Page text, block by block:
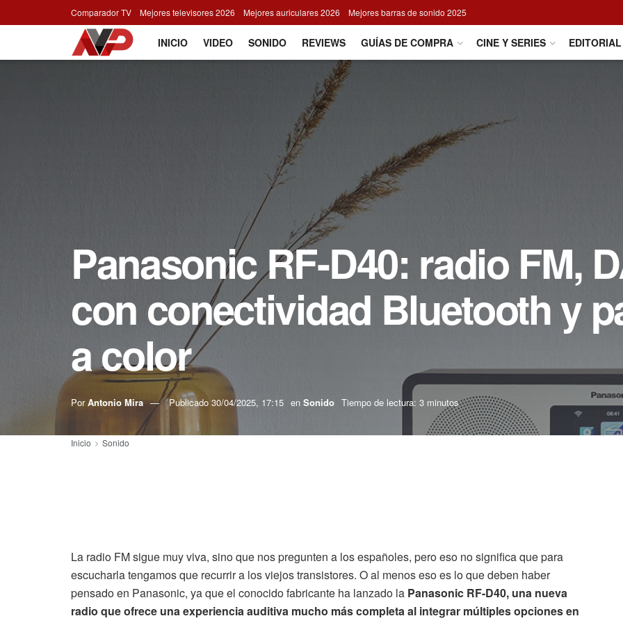
Comparador TV Mejores televisores 2026 Mejores auriculares 2026 Mejores barras de sonido 2025
INICIO VIDEO SONIDO REVIEWS GUÍAS DE COMPRA CINE Y SERIES EDITORIAL
Panasonic RF-D40: radio FM,
con conectividad Bluetooth y
a color
Por Antonio Mira Publicado 30/04/2025, 17:15 en Sonido Tiempo de lectura: 3 minutos
Inicio Sonido
La radio FM sigue muy viva, sino que nos pregunten a los españoles, pero eso no significa que para
escucharla tengamos que recurrir a los viejos transistores. O al menos eso es lo que deben haber
pensado en Panasonic, ya que el conocido fabricante ha lanzado la Panasonic RF-D40, una nueva
radio que ofrece una experiencia auditiva mucho más completa al integrar múltiples opciones en